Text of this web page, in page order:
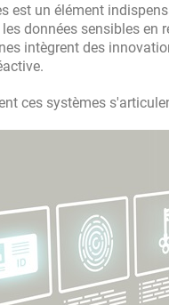
est un élément
données sensibles en
intègrent des
ces systèmes